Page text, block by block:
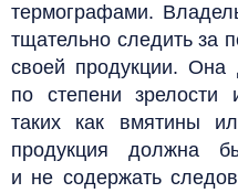
термографами.
тщательно следить за
своей продукции.
по степени
таких как вмятины
продукция должна
и не содержать